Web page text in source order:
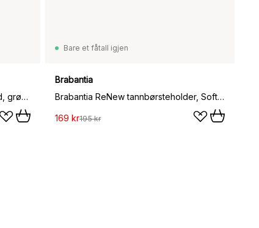
Mummi tannbørstestativ, Badestund, grønn-hvit
Bare et fåtall igjen
Brabantia
Brabantia ReNew tannbørsteholder, Soft Beige
169 kr195 kr